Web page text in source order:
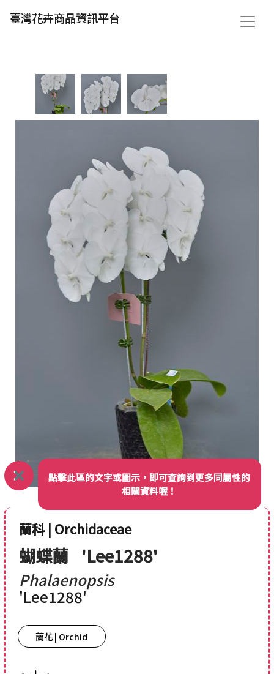
臺灣花卉商品資訊平台
點擊此區的文字或圖示，即可查詢到更多同屬性的
相關資料喔！
蘭科 | Orchidaceae
蝴蝶蘭 'Lee1288'
Phalaenopsis
'Lee1288'
蘭花 | Orchid